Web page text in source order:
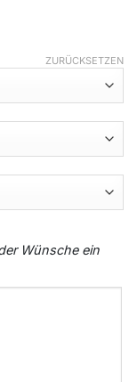
ZURÜCKSETZEN
Wünsche ein